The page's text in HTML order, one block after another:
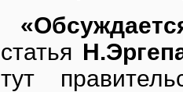
статья
тут